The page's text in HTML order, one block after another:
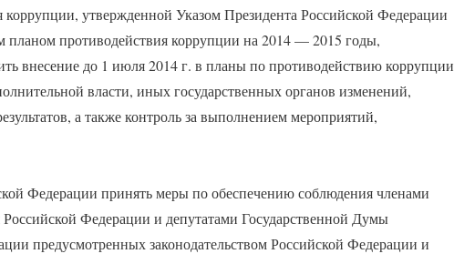
коррупции, утвержденной Указом Президента Российской Федерации
планом противодействия коррупции на 2014 — 2015 годы,
внесение до 1 июля 2014 г. в планы по противодействию коррупции
власти, иных государственных органов изменений,
а также контроль за выполнением мероприятий,
Федерации принять меры по обеспечению соблюдения членами
Федерации и депутатами Государственной Думы
предусмотренных законодательством Российской Федерации и